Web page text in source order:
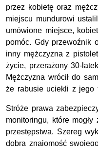
przez kobietę oraz
miejscu mundurowi
umówione miejsce,
pomóc. Gdy przewoźnik
inny mężczyzna z
życie, przerażony 30-
Mężczyzna wrócił do
że rabusie uciekli z jego
Stróże prawa
monitoringu, które
przestępstwa. Szereg
dobra znajomość